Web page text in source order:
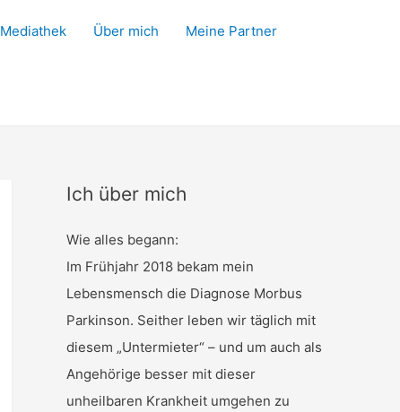
Mediathek Über mich Meine Partner
Ich über mich
Wie alles begann:
Im Frühjahr 2018 bekam mein
Lebensmensch die Diagnose Morbus
Parkinson. Seither leben wir täglich mit
diesem „Untermieter“ – und um auch als
Angehörige besser mit dieser
unheilbaren Krankheit umgehen zu